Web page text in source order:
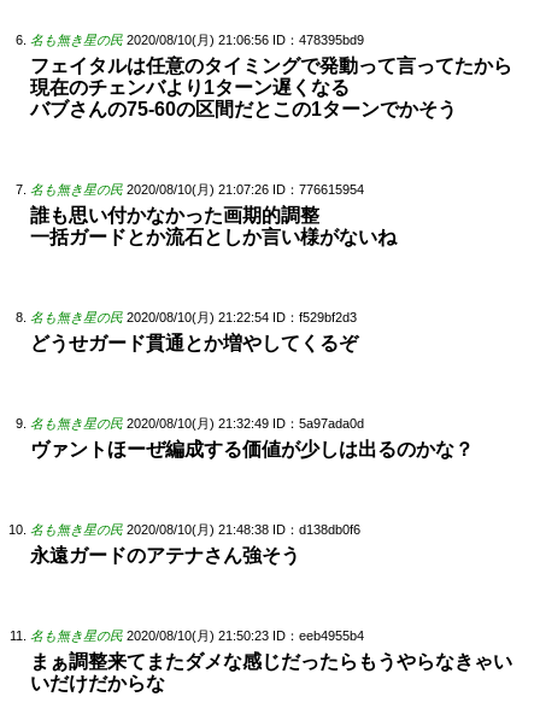
名も無き星の民 2020/08/10(月) 21:06:56 ID：478395bd9
フェイタルは任意のタイミングで発動って言ってたから
現在のチェンバより1ターン遅くなる
バブさんの75-60の区間だとこの1ターンでかそう
名も無き星の民 2020/08/10(月) 21:07:26 ID：776615954
誰も思い付かなかった画期的調整
一括ガードとか流石としか言い様がないね
名も無き星の民 2020/08/10(月) 21:22:54 ID：f529bf2d3
どうせガード貫通とか増やしてくるぞ
名も無き星の民 2020/08/10(月) 21:32:49 ID：5a97ada0d
ヴァントほーぜ編成する価値が少しは出るのかな？
名も無き星の民 2020/08/10(月) 21:48:38 ID：d138db0f6
永遠ガードのアテナさん強そう
名も無き星の民 2020/08/10(月) 21:50:23 ID：eeb4955b4
まぁ調整来てまたダメな感じだったらもうやらなきゃい
いだけだからな